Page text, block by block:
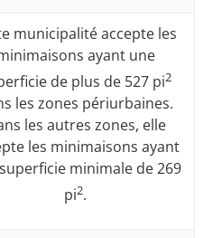
municipalité accepte les
ayant une
de plus de 527 pi2
les zones périurbaines.
les autres zones, elle
les minimaisons ayant
minimale de 269
pi2.